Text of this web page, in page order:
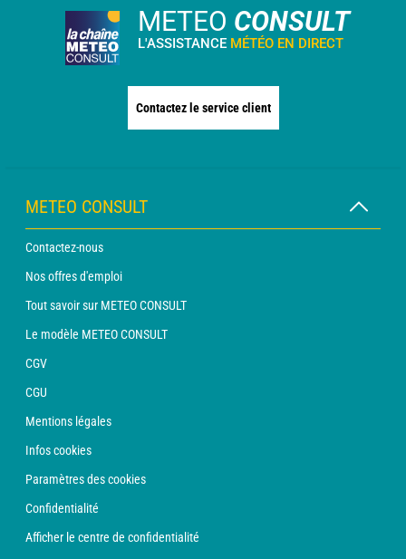
METEO CONSULT
L'ASSISTANCE MÉTÉO EN DIRECT
Contactez le service client
METEO CONSULT
Contactez-nous
Nos offres d'emploi
Tout savoir sur METEO CONSULT
Le modèle METEO CONSULT
CGV
CGU
Mentions légales
Infos cookies
Paramètres des cookies
Confidentialité
Afficher le centre de confidentialité